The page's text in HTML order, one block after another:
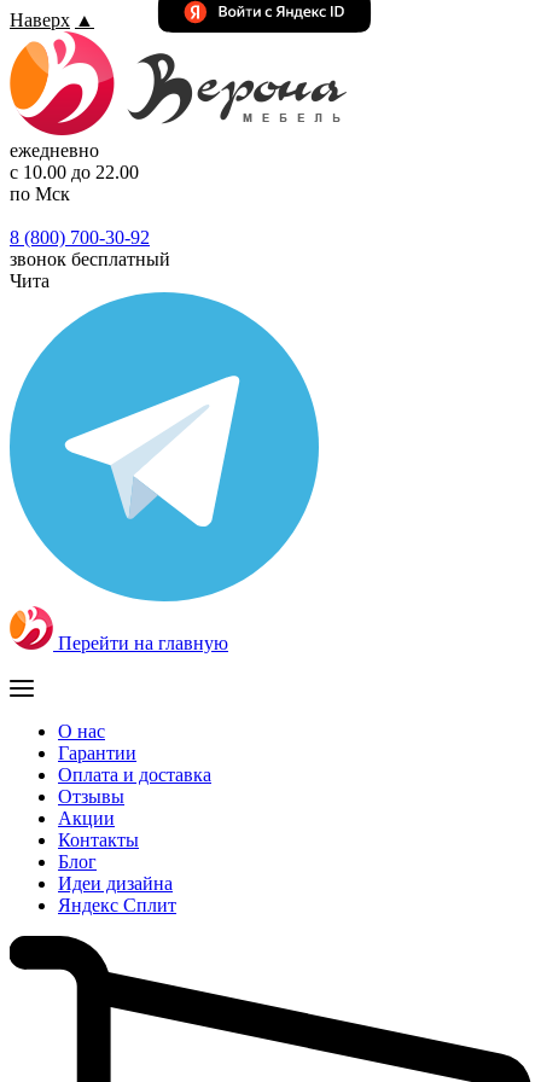
Наверх ▲
ежедневно
с 10.00 до 22.00
по Мск
8 (800) 700-30-92
звонок бесплатный
Чита
Перейти на главную
О нас
Гарантии
Оплата и доставка
Отзывы
Акции
Контакты
Блог
Идеи дизайна
Яндекс Сплит